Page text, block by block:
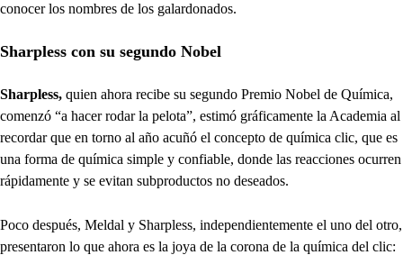
conocer los nombres de los galardonados.
Sharpless con su segundo Nobel
Sharpless, quien ahora recibe su segundo Premio Nobel de Química,
comenzó “a hacer rodar la pelota”, estimó gráficamente la Academia al
recordar que en torno al año acuñó el concepto de química clic, que es
una forma de química simple y confiable, donde las reacciones ocurren
rápidamente y se evitan subproductos no deseados.
Poco después, Meldal y Sharpless, independientemente el uno del otro,
presentaron lo que ahora es la joya de la corona de la química del clic: